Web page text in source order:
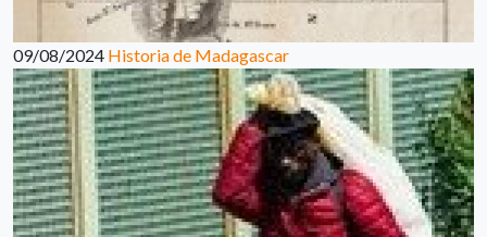
09/08/2024 Historia de Madagascar